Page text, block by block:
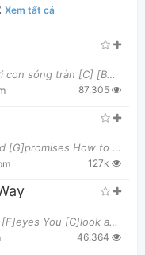
Bài hát yêu thích
Thông tin chung
Xem tất cả
[C]...Một chiều thênh thang, về [F]nơi con sóng tràn [C] [Bb]..Nơi đây bình yên một màu [C]xanh gió
87,305
(Verse) [C]Heart beats fast Colors and [G]promises How to be [Em]brave How can I [D]love when I'
127k
That Arizona [Am]sky burning in your [F]eyes You [C]look at me and, babe, I wanna catch on [G]fire
46,364